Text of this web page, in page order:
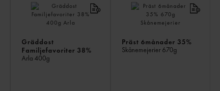
Gräddost
Familjefavoriter 38%
Arla 400g
Präst 6månader 35%
Skånemejerier 670g